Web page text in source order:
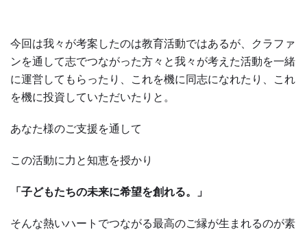
今回は我々が考案したのは教育活動ではあるが、クラファ
ンを通して志でつながった方々と我々が考えた活動を一緒
に運営してもらったり、これを機に同志になれたり、これ
を機に投資していただいたりと。
あなた様のご支援を通して
この活動に力と知恵を授かり
「子どもたちの未来に希望を創れる。」
そんな熱いハートでつながる最高のご縁が生まれるのが素